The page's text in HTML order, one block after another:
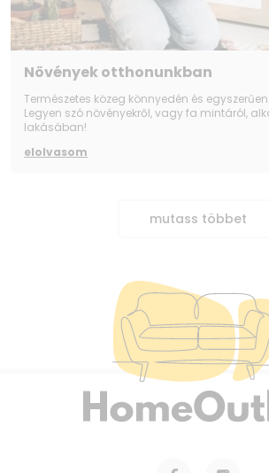
Növények otthonunkban
Természetes közeg könnyedén és
Legyen szó növényekről, vagy fa mintáról,
lakásában!
elolvasom
mutass többet